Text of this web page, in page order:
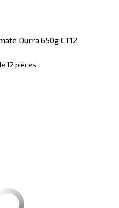
Durra 650g CT12
12 pièces